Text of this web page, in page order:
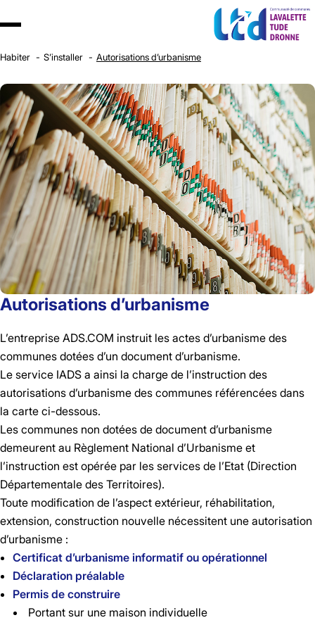
Habiter S’installer Autorisations d’urbanisme
Autorisations d’urbanisme
L’entreprise ADS.COM instruit les actes d’urbanisme des
communes dotées d’un document d’urbanisme.
Le service IADS a ainsi la charge de l’instruction des
autorisations d’urbanisme des communes référencées dans
la carte ci-dessous.
Les communes non dotées de document d’urbanisme
demeurent au Règlement National d’Urbanisme et
l’instruction est opérée par les services de l’Etat (Direction
Départementale des Territoires).
Toute modification de l’aspect extérieur, réhabilitation,
extension, construction nouvelle nécessitent une autorisation
d’urbanisme :
Certificat d’urbanisme informatif ou opérationnel
Déclaration préalable
Permis de construire
Portant sur une maison individuelle